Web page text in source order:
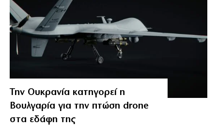
Την Ουκρανία κατηγορεί η
Βουλγαρία για την πτώση drone
στα εδάφη της